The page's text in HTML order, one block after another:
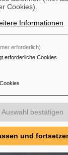
von
FAIR: GE
und
GSI
Cookies).
Informationen
erforderlich)
erforderliche Cookies
bestätigen
und